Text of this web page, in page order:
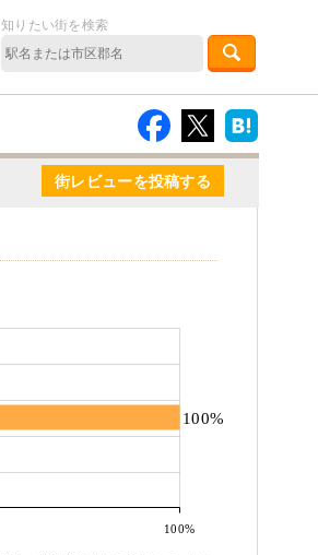
知りたい街を検索
街レビューを投稿する
100%
100%